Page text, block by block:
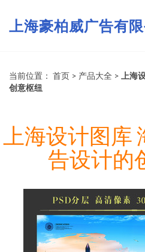
上海豪柏威广告有
当前位置： 首页 > 产品大全 >
上海
创意枢纽
上海设计图库
告设计的